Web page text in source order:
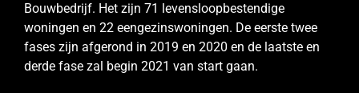
Bouwbedrijf. Het zijn 71 levensloopbestendige
woningen en 22 eengezinswoningen. De eerste twee
fases zijn afgerond in 2019 en 2020 en de laatste en
derde fase zal begin 2021 van start gaan.